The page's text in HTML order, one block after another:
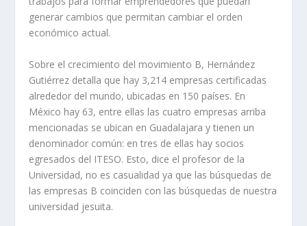
generar cambios que permitan cambiar el orden
económico actual.
Sobre el crecimiento del movimiento B, Hernández
Gutiérrez detalla que hay 3,214 empresas certificadas
alrededor del mundo, ubicadas en 150 países. En
México hay 63, entre ellas las cuatro empresas arriba
mencionadas se ubican en Guadalajara y tienen un
denominador común: en tres de ellas hay socios
egresados del ITESO. Esto, dice el profesor de la
Universidad, no es casualidad ya que las búsquedas de
las empresas B coinciden con las búsquedas de nuestra
universidad jesuita.